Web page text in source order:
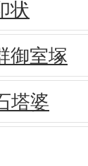
状
御室塚
塔婆